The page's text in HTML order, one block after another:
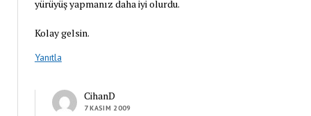
yürüyüş yapmanız daha iyi olurdu.
Kolay gelsin.
Yanıtla
CihanD
7 KASIM 2009